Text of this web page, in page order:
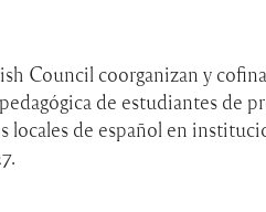
Council coorganizan y
de estudiantes de
locales de español en